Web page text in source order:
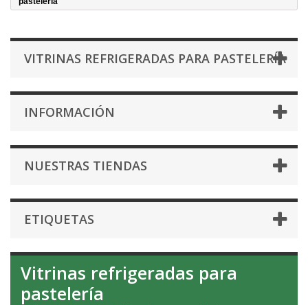
VITRINAS REFRIGERADAS PARA PASTELERÍA
INFORMACIÓN
NUESTRAS TIENDAS
ETIQUETAS
Vitrinas refrigeradas para
pastelería